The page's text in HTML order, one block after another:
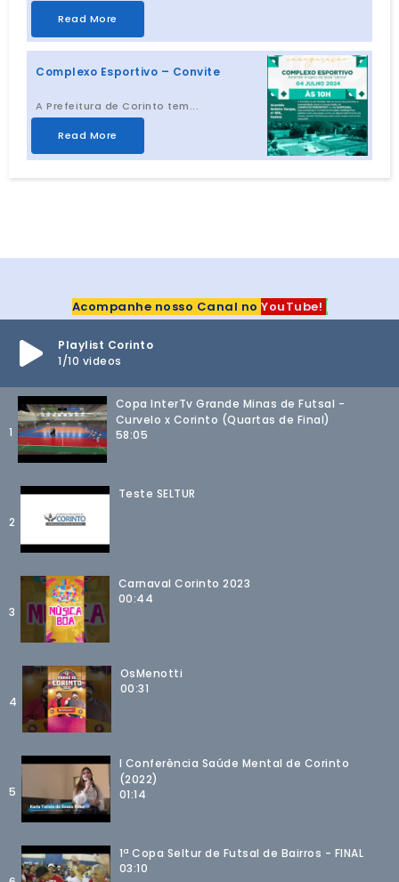
Read More
Complexo Esportivo – Convite
A Prefeitura de Corinto tem...
Read More
Acompanhe nosso Canal no YouTube!
Playlist Corinto
1/10 videos
1
Copa InterTv Grande Minas de Futsal -
Curvelo x Corinto (Quartas de Final)
58:05
2
Teste SELTUR
3
Carnaval Corinto 2023
00:44
4
OsMenotti
00:31
5
I Conferência Saúde Mental de Corinto
(2022)
01:14
1ª Copa Seltur de Futsal de Bairros - FINAL
03:10